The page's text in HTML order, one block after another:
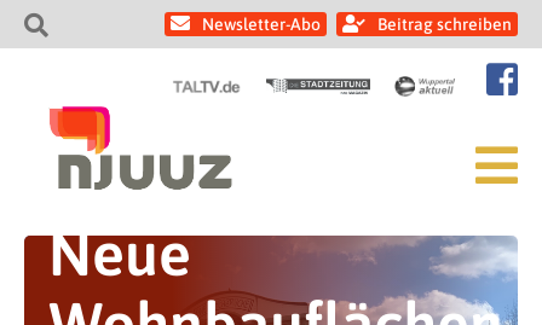
Newsletter-Abo Beitrag schreiben
Neue